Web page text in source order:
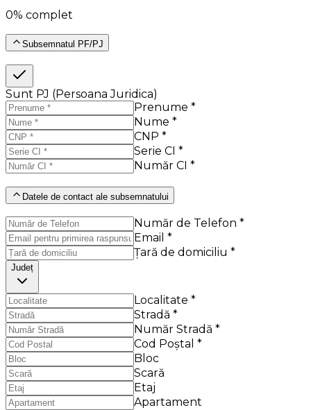
0% complet
Subsemnatul PF/PJ
Sunt PJ (Persoana Juridica)
Prenume *
Nume *
CNP *
Serie CI *
Număr CI *
Datele de contact ale subsemnatului
Număr de Telefon *
Email *
Țară de domiciliu *
Județ
Localitate *
Stradă *
Număr Stradă *
Cod Poștal *
Bloc
Scară
Etaj
Apartament